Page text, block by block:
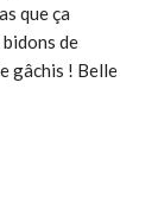
que ça
de
gâchis ! Belle